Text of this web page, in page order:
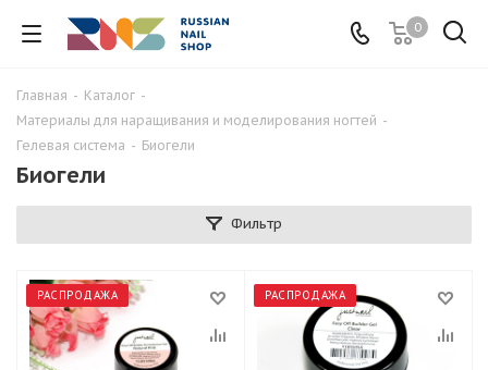
0
Главная - Каталог -
Материалы для наращивания и моделирования ногтей -
Гелевая система - Биогели
Биогели
Фильтр
РАСПРОДАЖА РАСПРОДАЖА